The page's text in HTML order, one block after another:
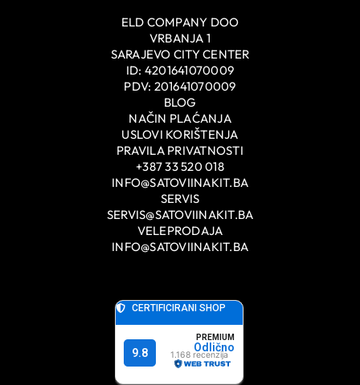
ELD COMPANY DOO
VRBANJA 1
SARAJEVO CITY CENTER
ID: 4201641070009
PDV: 201641070009
BLOG
NAČIN PLAĆANJA
USLOVI KORIŠTENJA
PRAVILA PRIVATNOSTI
+387 33 520 018
INFO@SATOVIINAKIT.BA
SERVIS
SERVIS@SATOVIINAKIT.BA
VELEPRODAJA
INFO@SATOVIINAKIT.BA